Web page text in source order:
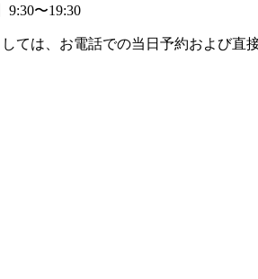
9:30〜19:30
ては、お電話での当日予約および直